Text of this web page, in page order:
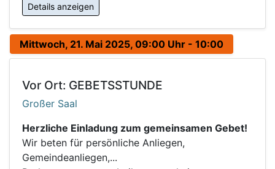
Details anzeigen
Mittwoch, 21. Mai 2025, 09:00 Uhr - 10:00
Vor Ort: GEBETSSTUNDE
Großer Saal
Herzliche Einladung zum gemeinsamen Gebet!
Wir beten für persönliche Anliegen,
Gemeindeanliegen,...